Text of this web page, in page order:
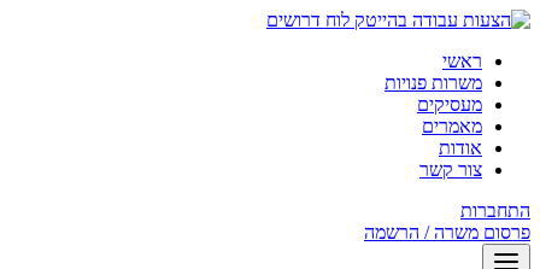
לוח דרושים
ראשי
משרות פנויות
מעסיקים
מאמרים
אודות
צור קשר
התחברות
פרסום משרה / הרשמה